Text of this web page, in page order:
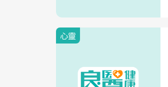
心靈